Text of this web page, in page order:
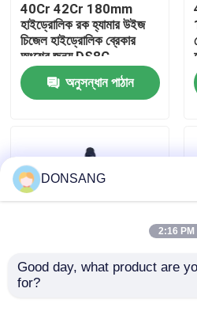
আমাদের সম্পর্কে
কারখানা ভ্রমণ
যোগাযোগ করুন
হাইড্রোলিক রক ব্রেকার
40Cr 42Cr 180mm
হাইড্রোলিক রক হ্যামার উইজ
চিজেল হাইড্রোলিক ব্রেকার
অংশের জন্য DS8C
অনুসন্ধান পাঠান
165 মিমি হাইড্রোলিক ব্রেকার
DONSANG
2:16 PM
Good day, what product are
for?